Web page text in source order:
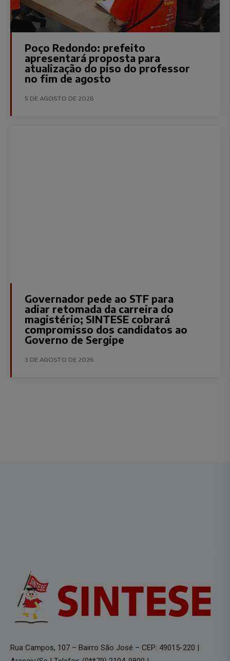
Poço Redondo: prefeito
apresentará proposta para
atualização do piso do professor
no fim de agosto
5 DE AGOSTO DE 2026
Governador pede ao STF para
adiar retomada da carreira do
magistério; SINTESE cobrará
compromisso dos candidatos ao
Governo de Sergipe
3 DE AGOSTO DE 2026
Rua Campos, 107 – Bairro São José – CEP: 49015-220 |